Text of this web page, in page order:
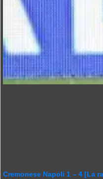
Cremonese Napoli 1 – 4 [La